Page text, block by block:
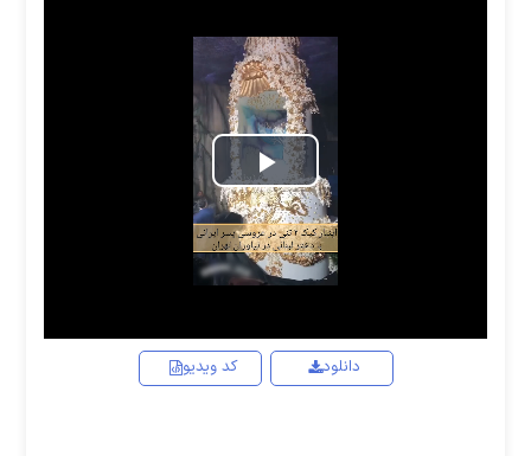
Play
Video
کد ویدیو دانلود